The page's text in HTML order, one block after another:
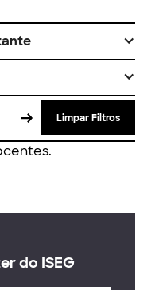
Limpar Filtros
do ISEG